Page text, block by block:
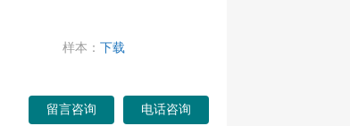
样本： 下载
留言咨询 电话咨询